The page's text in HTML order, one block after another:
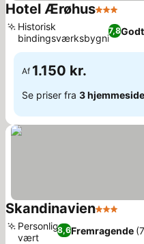
Hotel Ærøhus3 Stjerner
7,8Godt
Historisk
bindingsværksbygning
Af 1.150 kr.
Se priser fra 3
Skandinavien3 Stjerner
8,6Fremragende
Personlig
vært